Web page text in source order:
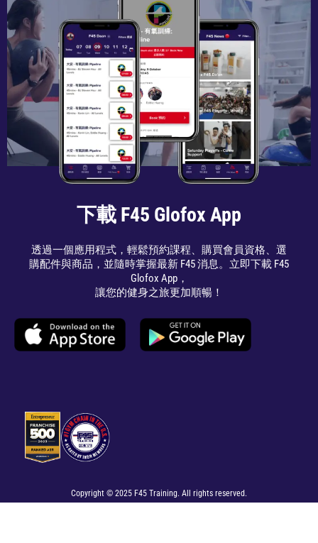
下載 F45 Glofox App
透過一個應用程式，輕鬆預約課程、購買會員資格、選
購配件與商品，並隨時掌握最新 F45 消息。立即下載 F45
Glofox App，
讓您的健身之旅更加順暢！
Copyright © 2025 F45 Training. All rights reserved.